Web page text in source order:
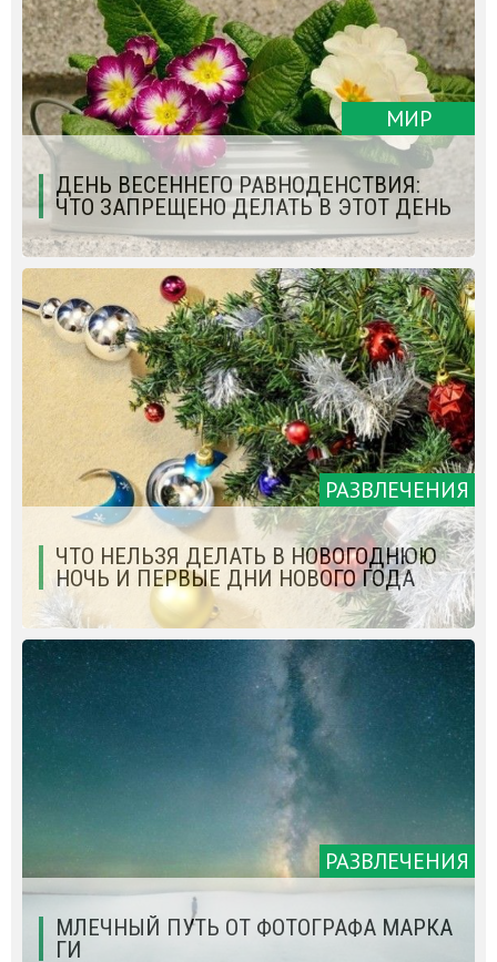
МИР
ДЕНЬ ВЕСЕННЕГО РАВНОДЕНСТВИЯ:
ЧТО ЗАПРЕЩЕНО ДЕЛАТЬ В ЭТОТ ДЕНЬ
РАЗВЛЕЧЕНИЯ
ЧТО НЕЛЬЗЯ ДЕЛАТЬ В НОВОГОДНЮЮ
НОЧЬ И ПЕРВЫЕ ДНИ НОВОГО ГОДА
РАЗВЛЕЧЕНИЯ
МЛЕЧНЫЙ ПУТЬ ОТ ФОТОГРАФА МАРКА
ГИ